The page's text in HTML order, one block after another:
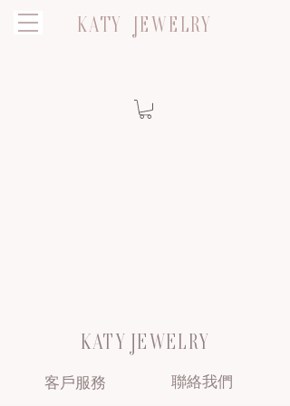
KATY JEWELRY
KATY JEWELRY
客戶服務 聯絡我們